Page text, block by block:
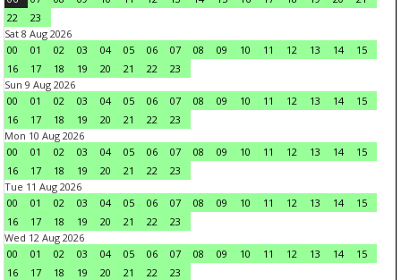
22
23
Sat 8 Aug 2026
00
01 02 03 04 05 06 07 08 09 10 11 12 13 14
15
16
17 18 19 20 21 22
23
Sun 9 Aug 2026
00
01 02 03 04 05 06 07 08 09 10 11 12 13 14
15
16
17 18 19 20 21 22
23
Mon 10 Aug 2026
00
01 02 03 04 05 06 07 08 09 10 11 12 13 14
15
16
17 18 19 20 21 22
23
Tue 11 Aug 2026
00
01 02 03 04 05 06 07 08 09 10 11 12 13 14
15
16
17 18 19 20 21 22
23
Wed 12 Aug 2026
00
01 02 03 04 05 06 07 08 09 10 11 12 13 14
15
16
17 18 19 20 21 22
23